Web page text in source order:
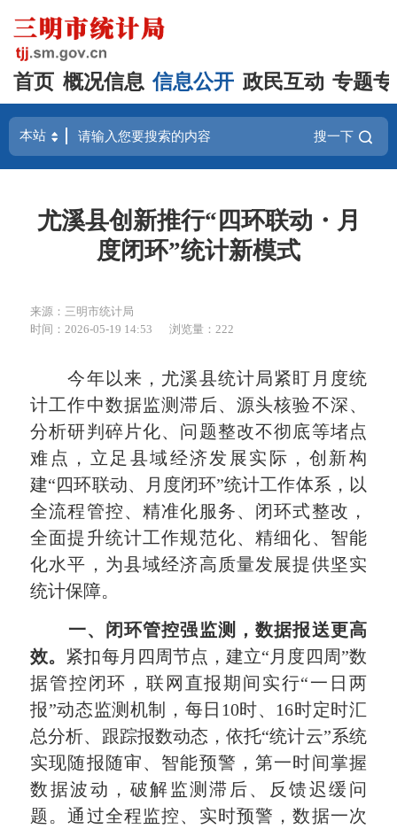
首页 概况信息 信息公开 政民互动 专题
搜一下
尤溪县创新推行“四环联动・月
度闭环”统计新模式
来源：三明市统计局
时间：2026-05-19 14:53
浏览量：222
今年以来，尤溪县统计局紧盯月度统
计工作中数据监测滞后、源头核验不深、
分析研判碎片化、问题整改不彻底等堵点
难点，立足县域经济发展实际，创新构
建“四环联动、月度闭环”统计工作体系，以
全流程管控、精准化服务、闭环式整改，
全面提升统计工作规范化、精细化、智能
化水平，为县域经济高质量发展提供坚实
统计保障。
一、闭环管控强监测，数据报送更高
效。 紧扣每月四周节点，建立“月度四周”数
据管控闭环，联网直报期间实行“一日两
报”动态监测机制，每日10时、16时定时汇
总分析、跟踪报数动态，依托“统计云”系统
实现随报随审、智能预警，第一时间掌握
数据波动，破解监测滞后、反馈迟缓问
题。通过全程监控、实时预警，数据一次